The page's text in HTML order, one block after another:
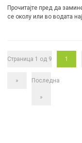
Прочитајте пред да
се околу или во водата
Страница 1 од 9 1
» Последна
»